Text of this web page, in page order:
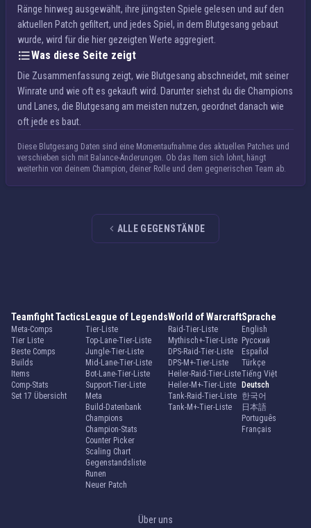
Ränge hinweg ausgewählt, ihre jüngsten Spiele gelesen und auf den
aktuellen Patch gefiltert, und jedes Spiel, in dem Blutgesang gebaut
wurde, wird für die hier gezeigten Werte aggregiert.
Was diese Seite zeigt
Die Zusammenfassung zeigt, wie Blutgesang abschneidet, mit seiner
Winrate und wie oft es gekauft wird. Darunter siehst du die Champions
und Lanes, die Blutgesang am meisten nutzen, geordnet danach wie
oft jede es baut.
Diese Blutgesang Daten sind eine Momentaufnahme des aktuellen Patches und
verschieben sich mit Balance-Änderungen. Ob das Item sich lohnt, hängt
weiterhin von deinem Champion, deiner Rolle und dem gegnerischen Team ab.
ALLE GEGENSTÄNDE
Teamfight Tactics
Meta-Comps
Tier Liste
Beste Comps
Builds
Items
Comp-Stats
Set 17 Übersicht
League of Legends
Tier-Liste
Top-Lane-Tier-Liste
Jungle-Tier-Liste
Mid-Lane-Tier-Liste
Bot-Lane-Tier-Liste
Support-Tier-Liste
Meta
Build-Datenbank
Champions
Champion-Stats
Counter Picker
Scaling Chart
Gegenstandsliste
Runen
Neuer Patch
World of Warcraft
Raid-Tier-Liste
Mythisch+-Tier-Liste
DPS-Raid-Tier-Liste
DPS-M+-Tier-Liste
Heiler-Raid-Tier-Liste
Heiler-M+-Tier-Liste
Tank-Raid-Tier-Liste
Tank-M+-Tier-Liste
Sprache
English
Русский
Español
Türkçe
Tiếng Việt
Deutsch
한국어
日本語
Português
Français
Über uns